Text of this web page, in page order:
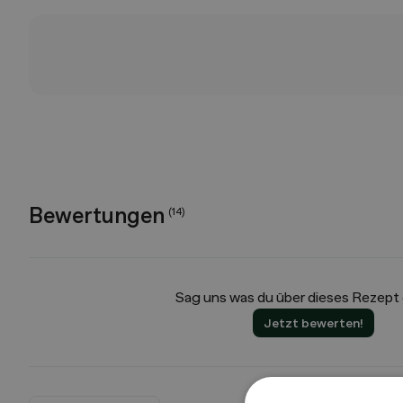
Bewertungen (14)
Sag uns was du über dieses
Jetzt bewerten!